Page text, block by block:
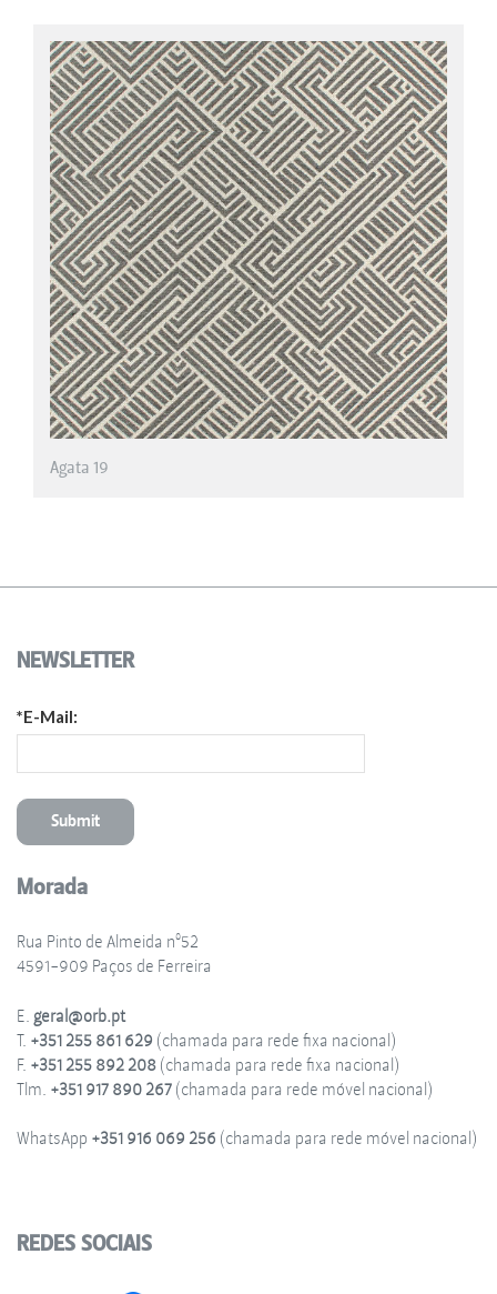
NEWSLETTER
*E-Mail:
Morada
Rua Pinto de Almeida nº52
4591-909 Paços de Ferreira
E. geral@orb.pt
T. +351 255 861 629 (chamada para rede fixa nacional)
F. +351 255 892 208(chamada para rede fixa nacional)
Tlm. +351 917 890 267(chamada para rede móvel nacional)
WhatsApp +351 916 069 256 (chamada para rede móvel nacional)
REDES SOCIAIS